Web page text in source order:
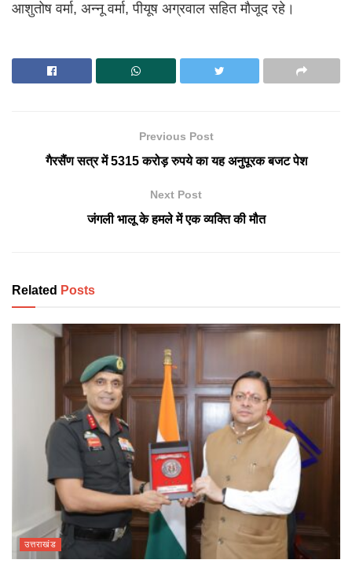
आशुतोष वर्मा, अन्नू वर्मा, पीयूष अग्रवाल सहित मौजूद रहे।
Previous Post
गैरसैंण सत्र में 5315 करोड़ रुपये का यह अनुपूरक बजट पेश
Next Post
जंगली भालू के हमले में एक व्यक्ति की मौत
Related Posts
उत्तराखंड